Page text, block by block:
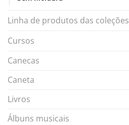
Linha de produtos das coleções
Cursos
Canecas
Caneta
Livros
Álbuns musicais